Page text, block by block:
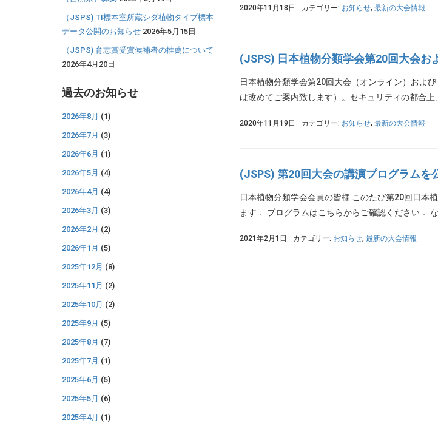
2020年11月18日 カテゴリー: お知らせ, 最新の大会情報
(JSPS) 日本植物分類学会第20回大会お
日本植物分類学会第20回大会（オンライン）およ
は改めてご案内致します）。セキュリティの都合
2020年11月19日 カテゴリー: お知らせ, 最新の大会情報
(JSPS) 第20回大会の講演プログラムを
日本植物分類学会会員の皆様 このたび第20回日本
ます． プログラムはこちらからご確認ください．
2021年2月1日 カテゴリー: お知らせ, 最新の大会情報
（JSPS) TI標本室所蔵シダ植物タイプ標本
データ公開のお知らせ 2026年5月15日
（JSPS) 育志賞受賞候補者の推薦について
2026年4月20日
過去のお知らせ
2026年8月 (1)
2026年7月 (3)
2026年6月 (1)
2026年5月 (4)
2026年4月 (4)
2026年3月 (3)
2026年2月 (2)
2026年1月 (5)
2025年12月 (8)
2025年11月 (2)
2025年10月 (2)
2025年9月 (5)
2025年8月 (7)
2025年7月 (1)
2025年6月 (5)
2025年5月 (6)
2025年4月 (1)